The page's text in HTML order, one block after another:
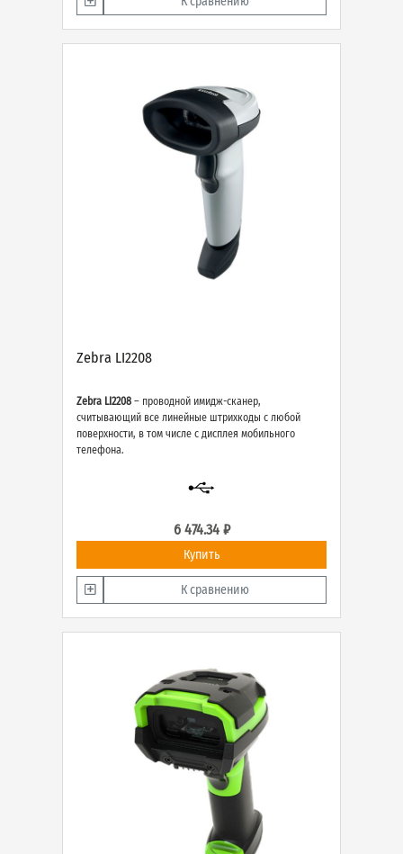
Zebra LI2208
Zebra LI2208 – проводной имидж-сканер,
считывающий все линейные штрихкоды с любой
поверхности, в том числе с дисплея мобильного
телефона.
6 474.34 ₽
Купить
К сравнению